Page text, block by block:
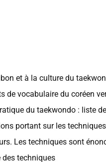
et à la culture du
vocabulaire du coréen
du taekwondo : liste
portant sur les
Les techniques sont
techniques